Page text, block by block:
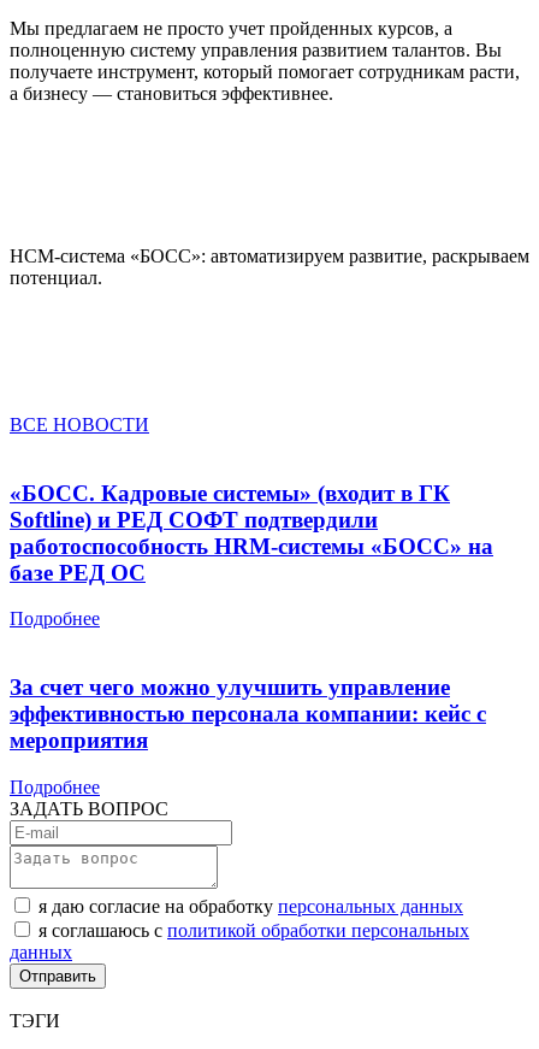
Мы предлагаем не просто учет пройденных курсов, а
полноценную систему управления развитием талантов. Вы
получаете инструмент, который помогает сотрудникам расти,
а бизнесу — становиться эффективнее.
HCM-система «БОСС»: автоматизируем развитие, раскрываем
потенциал.
ВСЕ НОВОСТИ
«БОСС. Кадровые системы» (входит в ГК
Softline) и РЕД СОФТ подтвердили
работоспособность HRM-системы «БОСС» на
базе РЕД ОС
Подробнее
За счет чего можно улучшить управление
эффективностью персонала компании: кейс с
мероприятия
Подробнее
ЗАДАТЬ ВОПРОС
я даю согласие на обработку персональных данных
я соглашаюсь с политикой обработки персональных
данных
ТЭГИ